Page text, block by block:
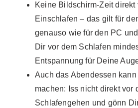
Keine Bildschirm-Zeit direkt
Einschlafen – das gilt für
genauso wie für den PC
Dir vor dem Schlafen
Entspannung für Deine
Auch das Abendessen
machen: Iss nicht direkt vor
Schlafengehen und gönn